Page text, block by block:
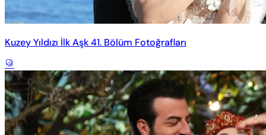
Kuzey Yıldızı İlk Aşk 41. Bölüm Fotoğrafları